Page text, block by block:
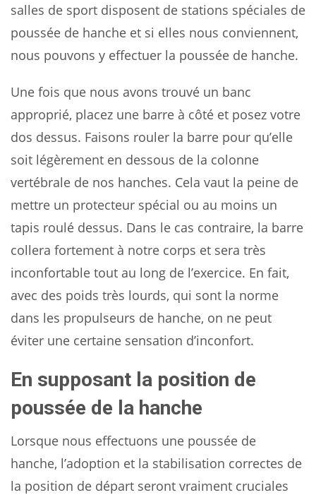
salles de sport disposent de stations spéciales de
poussée de hanche et si elles nous conviennent,
nous pouvons y effectuer la poussée de hanche.
Une fois que nous avons trouvé un banc
approprié, placez une barre à côté et posez votre
dos dessus. Faisons rouler la barre pour qu’elle
soit légèrement en dessous de la colonne
vertébrale de nos hanches. Cela vaut la peine de
mettre un protecteur spécial ou au moins un
tapis roulé dessus. Dans le cas contraire, la barre
collera fortement à notre corps et sera très
inconfortable tout au long de l’exercice. En fait,
avec des poids très lourds, qui sont la norme
dans les propulseurs de hanche, on ne peut
éviter une certaine sensation d’inconfort.
En supposant la position de
poussée de la hanche
Lorsque nous effectuons une poussée de
hanche, l’adoption et la stabilisation correctes de
la position de départ seront vraiment cruciales